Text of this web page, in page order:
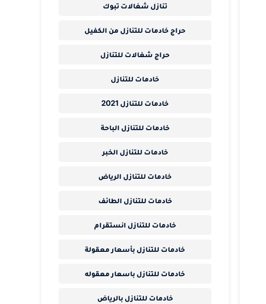
تنازل شغالات تبوك
حراج خادمات للتنازل من الكفيل
حراج شغالات للتنازل
خادمات للتنازل
خادمات للتنازل 2021
خادمات للتنازل الباحة
خادمات للتنازل الخبر
خادمات للتنازل الرياض
خادمات للتنازل الطائف
خادمات للتنازل انستقرام
خادمات للتنازل بأسعار معقولة
خادمات للتنازل باسعار معقوله
خادمات للتنازل بالرياض